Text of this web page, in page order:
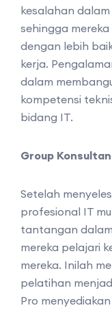
kesalahan
sehingga
dengan lebih
kerja.
dalam
kompetensi
bidang IT.
Group
Setelah
profesional IT
tantangan
mereka pelajari
mereka. Inilah
pelatihan
Pro